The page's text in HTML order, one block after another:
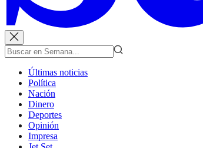
Últimas noticias
Política
Nación
Dinero
Deportes
Opinión
Impresa